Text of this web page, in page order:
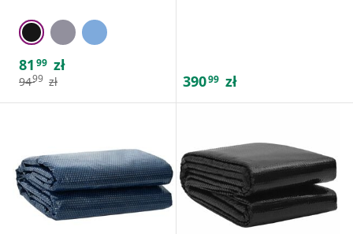
81 99 zł
9499 zł 39099 zł